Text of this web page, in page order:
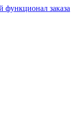
заказа